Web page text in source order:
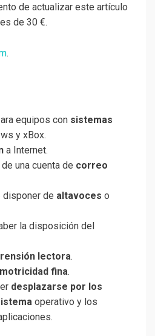
de actualizar este artículo
de 30 €.
.
equipos con sistemas
y xBox.
a Internet.
una cuenta de correo
disponer de altavoces o
la disposición del
lectora.
fina.
desplazarse por los
operativo y los